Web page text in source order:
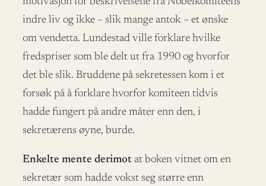
indre liv og ikke – slik mange antok – et ønske
om vendetta. Lundestad ville forklare hvilke
fredspriser som ble delt ut fra 1990 og hvorfor
det ble slik. Bruddene på sekretessen kom i et
forsøk på å forklare hvorfor komiteen tidvis
hadde fungert på andre måter enn den, i
sekretærens øyne, burde.
Enkelte mente derimot at boken vitnet om en
sekretær som hadde vokst seg større enn